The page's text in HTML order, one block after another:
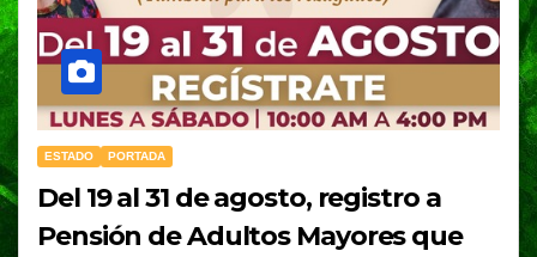
ESTADO PORTADA
Del 19 al 31 de agosto, registro a
Pensión de Adultos Mayores que